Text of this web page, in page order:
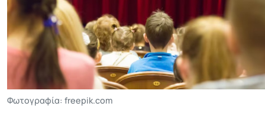
Φωτογραφία: freepik.com